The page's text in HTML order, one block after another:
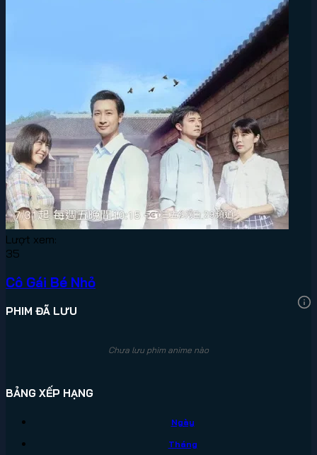
Lượt xem:
35
Cô Gái Bé Nhỏ
PHIM ĐÃ LƯU
Chưa lưu phim anime nào
BẢNG XẾP HẠNG
Ngày
Tháng